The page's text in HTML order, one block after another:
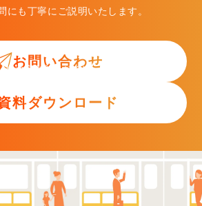
にも丁寧にご説明いたします。
お問い合わせ
交通広告入門ガイド
料ダウンロード